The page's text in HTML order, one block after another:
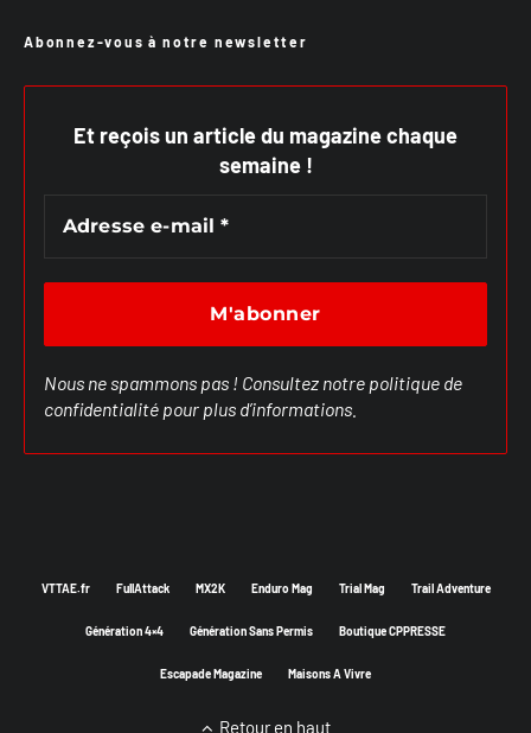
Abonnez-vous à notre newsletter
Et reçois un article du magazine chaque
semaine !
Nous ne spammons pas ! Consultez notre politique de
confidentialité pour plus d’informations.
VTTAE.fr FullAttack MX2K Enduro Mag Trial Mag Trail Adventure
Génération 4×4 Génération Sans Permis Boutique CPPRESSE
Escapade Magazine Maisons A Vivre
Retour en haut